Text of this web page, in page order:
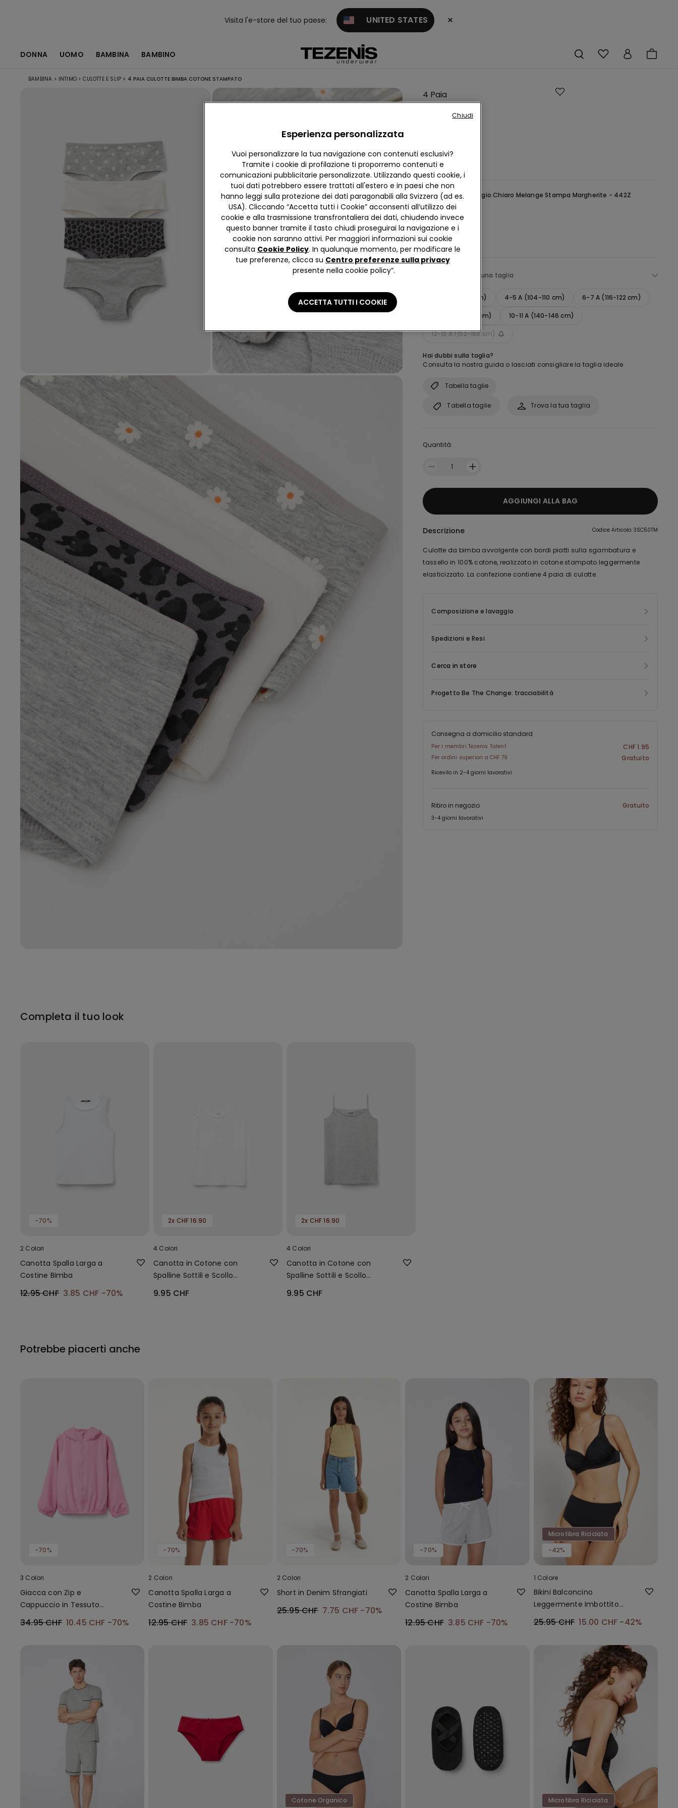
Visita l'e-store del tuo paese: UNITED STATES ×
DONNA UOMO BAMBINA BAMBINO
BAMBINA > INTIMO > CULOTTE E SLIP > 4 PAIA CULOTTE BIMBA COTONE STAMPATO
4 Paia
Stampato
16.95 CHF
Colore:Grigio - Grigio Chiaro Melange Stampa Margherite - 442Z
Seleziona una taglia
2-3 A (92-98 cm) 4-5 A (104-110 cm) 6-7 A (116-122 cm)
8-9 A (128-134 cm) 10-11 A (140-146 cm)
12-13 A (152-158 cm)
Hai dubbi sulla taglia?
Consulta la nostra guida o lasciati consigliare la taglia ideale
Tabella taglie
Trova la tua taglia
Tabella taglie
Quantità:
1
AGGIUNGI ALLA BAG
Descrizione Codice Articolo: 3SC50TM
Culotte da bimba avvolgente con bordi piatti sulla sgambatura e
tassello in 100% cotone, realizzato in cotone stampato leggermente
elasticizzato. La confezione contiene 4 paia di culotte.
Composizione e lavaggio
Spedizioni e Resi
Cerca in store
Progetto Be The Change: tracciabilità
Consegna a domicilio standard
Per i membri Tezenis Talent CHF 1.95
Per ordini superiori a CHF 79 Gratuito
Ricevilo in 2-4 giorni lavorativi
Ritiro in negozio Gratuito
3-4 giorni lavorativi
Completa il tuo look
-70%
2 Colori
Canotta Spalla Larga a
Costine Bimba
12.95 CHF 3.85 CHF -70%
2x CHF 16.90
4 Colori
Canotta in Cotone con
Spalline Sottili e Scollo
Tondo Bambina
9.95 CHF
2x CHF 16.90
4 Colori
Canotta in Cotone con
Spalline Sottili e Scollo
Tondo Bambina
9.95 CHF
Potrebbe piacerti anche
-70%
3 Colori
Giacca con Zip e
Cappuccio in Tessuto
34.95 CHF 10.45 CHF -70%
-70%
2 Colori
Canotta Spalla Larga a
Costine Bimba
12.95 CHF 3.85 CHF -70%
-70%
2 Colori
Short in Denim Sfrangiati
25.95 CHF 7.75 CHF -70%
-70%
2 Colori
Canotta Spalla Larga a
Costine Bimba
12.95 CHF 3.85 CHF -70%
Microfibra Riciclata
-42%
1 Colore
Bikini Balconcino
Leggermente Imbottito
25.95 CHF 15.00 CHF -42%
Cotone Organico Microfibra Riciclata
Esperienza personalizzata
Vuoi personalizzare la tua navigazione con contenuti esclusivi?
Tramite i cookie di profilazione ti proporremo contenuti e
comunicazioni pubblicitarie personalizzate. Utilizzando questi cookie, i
tuoi dati potrebbero essere trattati all'estero e in paesi che non
hanno leggi sulla protezione dei dati paragonabili alla Svizzera (ad es.
USA). Cliccando “Accetta tutti i Cookie” acconsenti all’utilizzo dei
cookie e alla trasmissione transfrontaliera dei dati, chiudendo invece
questo banner tramite il tasto chiudi proseguirai la navigazione e i
cookie non saranno attivi. Per maggiori informazioni sui cookie
consulta Cookie Policy. In qualunque momento, per modificare le
tue preferenze, clicca su Centro preferenze sulla privacy
presente nella cookie policy”.
ACCETTA TUTTI I COOKIE
Chiudi